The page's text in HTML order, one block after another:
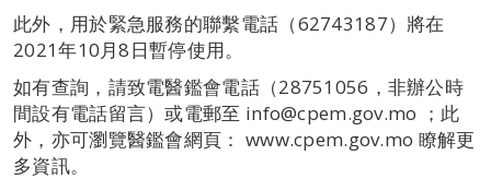
此外，用於緊急服務的聯繫電話（62743187）將在
2021年10月8日暫停使用。
如有查詢，請致電醫鑑會電話（28751056，非辦公時
間設有電話留言）或電郵至 info@cpem.gov.mo ；此
外，亦可瀏覽醫鑑會網頁： www.cpem.gov.mo 瞭解更
多資訊。